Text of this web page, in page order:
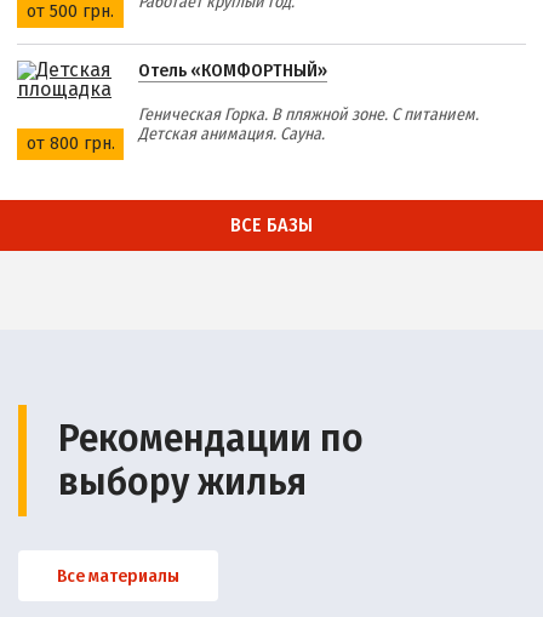
от 500 грн.
от 800 грн.
Отель «КОМФОРТНЫЙ»
Геническая Горка. В пляжной зоне. С питанием.
Детская анимация. Сауна.
ВСЕ БАЗЫ
Рекомендации по
выбору жилья
Все материалы